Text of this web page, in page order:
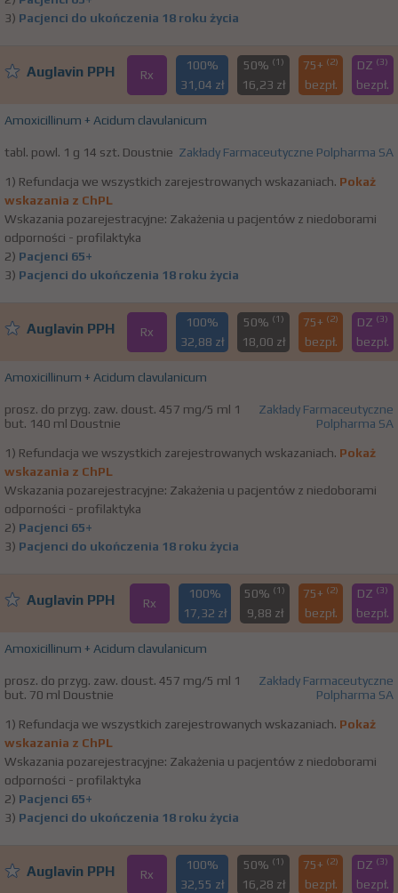
3) Pacjenci do ukończenia 18 roku życia
Auglavin PPH Rx
100%
31,04 zł
50% (1)
16,23 zł
75+ (2)
bezpł.
DZ (3)
bezpł.
Amoxicillinum + Acidum clavulanicum
tabl. powl. 1 g 14 szt. Doustnie Zakłady Farmaceutyczne Polpharma SA
1) Refundacja we wszystkich zarejestrowanych wskazaniach. Pokaż
wskazania z ChPL
Wskazania pozarejestracyjne: Zakażenia u pacjentów z niedoborami
odporności - profilaktyka
2) Pacjenci 65+
3) Pacjenci do ukończenia 18 roku życia
Auglavin PPH Rx
100%
32,88 zł
50% (1)
18,00 zł
75+ (2)
bezpł.
DZ (3)
bezpł.
Amoxicillinum + Acidum clavulanicum
prosz. do przyg. zaw. doust. 457 mg/5 ml 1
but. 140 ml Doustnie
Zakłady Farmaceutyczne
Polpharma SA
1) Refundacja we wszystkich zarejestrowanych wskazaniach. Pokaż
wskazania z ChPL
Wskazania pozarejestracyjne: Zakażenia u pacjentów z niedoborami
odporności - profilaktyka
2) Pacjenci 65+
3) Pacjenci do ukończenia 18 roku życia
Auglavin PPH Rx
100%
17,32 zł
50% (1)
9,88 zł
75+ (2)
bezpł.
DZ (3)
bezpł.
Amoxicillinum + Acidum clavulanicum
prosz. do przyg. zaw. doust. 457 mg/5 ml 1
but. 70 ml Doustnie
Zakłady Farmaceutyczne
Polpharma SA
1) Refundacja we wszystkich zarejestrowanych wskazaniach. Pokaż
wskazania z ChPL
Wskazania pozarejestracyjne: Zakażenia u pacjentów z niedoborami
odporności - profilaktyka
2) Pacjenci 65+
3) Pacjenci do ukończenia 18 roku życia
Auglavin PPH Rx
100%
32,55 zł
50% (1)
16,28 zł
75+ (2)
bezpł.
DZ (3)
bezpł.